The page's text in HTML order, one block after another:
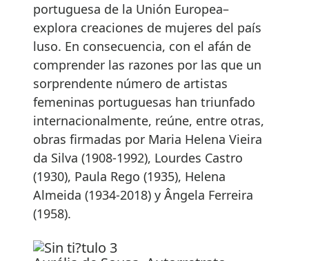
portuguesa de la Unión Europea–
explora creaciones de mujeres del país
luso. En consecuencia, con el afán de
comprender las razones por las que un
sorprendente número de artistas
femeninas portuguesas han triunfado
internacionalmente, reúne, entre otras,
obras firmadas por Maria Helena Vieira
da Silva (1908-1992), Lourdes Castro
(1930), Paula Rego (1935), Helena
Almeida (1934-2018) y Ângela Ferreira
(1958).